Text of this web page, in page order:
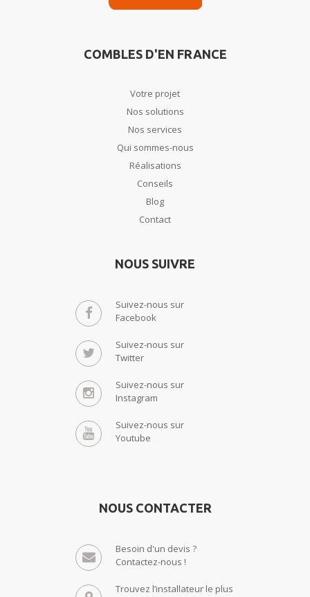
COMBLES D'EN FRANCE
Votre projet
Nos solutions
Nos services
Qui sommes-nous
Réalisations
Conseils
Blog
Contact
NOUS SUIVRE
Suivez-nous sur
Facebook
Suivez-nous sur
Twitter
Suivez-nous sur
Instagram
Suivez-nous sur
Youtube
NOUS CONTACTER
Besoin d'un devis ?
Contactez-nous !
Trouvez l’installateur le plus